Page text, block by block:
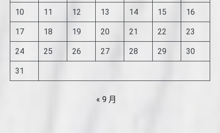
10 11 12 13 14 15 16
17 18 19 20 21 22 23
24 25 26 27 28 29 30
31
« 9 月